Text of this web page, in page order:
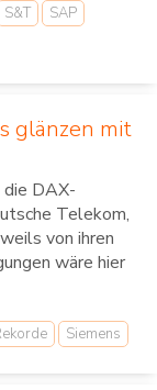
S&T
SAP
glänzen mit
DAX-
Telekom,
von ihren
wäre hier
Siemens